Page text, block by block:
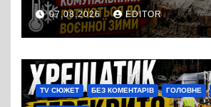
затягнувся
запланованими
Вулицю досі не
для руху
07.08.2026 EDITOR
TV СЮЖЕТ БЕЗ КОМЕНТАРІВ ГОЛОВНЕ